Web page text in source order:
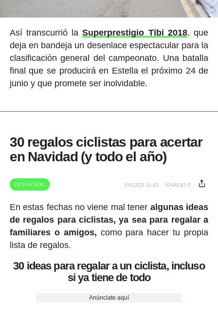
Así transcurrió laSuperprestigio Tibi 2018, que
deja en bandeja un desenlace espectacular para la
clasificación general del campeonato. Una batalla
final que se producirá en Estella el próximo 24 de
junio y que promete ser inolvidable.
30 regalos ciclistas para acertar
en Navidad (y todo el año)
DESTACADO 15/12/25 11:43 IGNACIO P.
En estas fechas no viene mal tener algunas ideas
de regalos para ciclistas, ya sea para regalar a
familiares o amigos, como para hacer tu propia
lista de regalos.
30 ideas para regalar a un ciclista, incluso
si ya tiene de todo
Anúnciate aquí